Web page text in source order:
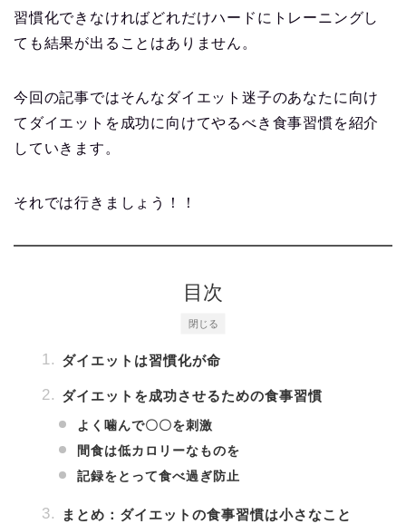
習慣化できなければどれだけハードにトレーニングし
ても結果が出ることはありません。
今回の記事ではそんなダイエット迷子のあなたに向け
てダイエットを成功に向けてやるべき食事習慣を紹介
していきます。
それでは行きましょう！！
閉じる
目次
ダイエットは習慣化が命
ダイエットを成功させるための食事習慣
よく噛んで〇〇を刺激
間食は低カロリーなものを
記録をとって食べ過ぎ防止
まとめ：ダイエットの食事習慣は小さなこと